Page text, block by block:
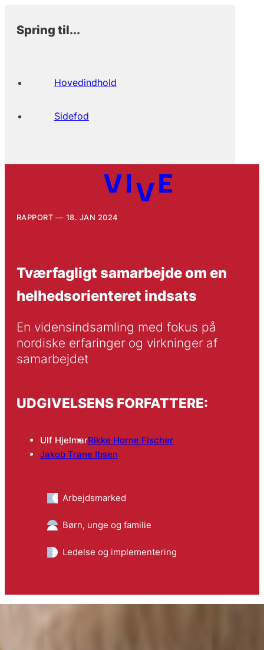
Spring til...
Hovedindhold
Sidefod
RAPPORT 18. JAN 2024
Tværfagligt samarbejde om en
helhedsorienteret indsats
En vidensindsamling med fokus på
nordiske erfaringer og virkninger af
samarbejdet
UDGIVELSENS FORFATTERE:
Ulf HjelmarRikke Horne Fischer
Jakob Trane Ibsen
Arbejdsmarked
Børn, unge og familie
Ledelse og implementering